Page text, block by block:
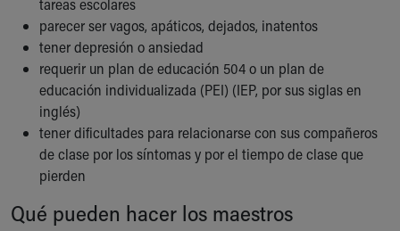
Gift Shop
Department of Public Safety
Health Info
Health Information
Healthy Info, Healthy Kids
Inside Children's Blog
KidsHealth Topics
Family Library
Educational Resources
Medical Records
tareas escolares
parecer ser vagos, apáticos, dejados, inatentos
tener depresión o ansiedad
requerir un plan de educación 504 o un plan de
educación individualizada (PEI) (IEP, por sus siglas en
inglés)
tener dificultades para relacionarse con sus compañeros
de clase por los síntomas y por el tiempo de clase que
pierden
Qué pueden hacer los maestros